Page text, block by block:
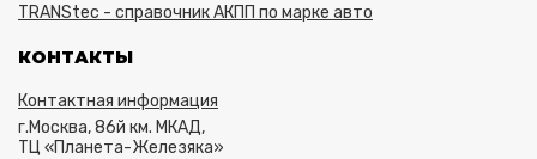
TRANStec - справочник АКПП по марке авто
КОНТАКТЫ
Контактная информация
г.Москва, 86й км. МКАД,
ТЦ «Планета-Железяка»